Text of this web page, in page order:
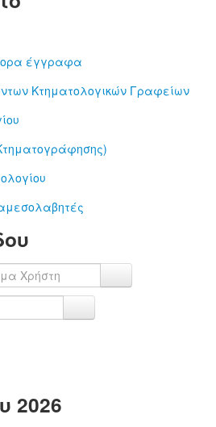
έγγραφα
Κτηματολογικών Γραφείων
2026